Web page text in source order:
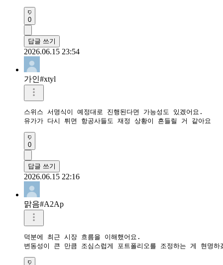
0
답글 쓰기
2026.06.15 23:54
가인#xtyl
스위스 서명식이 예정대로 진행된다면 가능성도 있겠어요.
유가가 다시 튀면 항공사들도 재정 상황이 흔들릴 거 같아요
0
답글 쓰기
2026.06.15 22:16
맑음#A2Ap
덕분에 최근 시장 흐름을 이해했어요.
변동성이 큰 만큼 조심스럽게 포트폴리오를 조정하는 게 현명하